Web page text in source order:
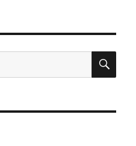
ale
i
ORWELL
na